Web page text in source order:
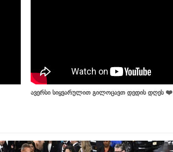
ავერსი სიყვარულით გილოცავთ დედის დღეს ❤️